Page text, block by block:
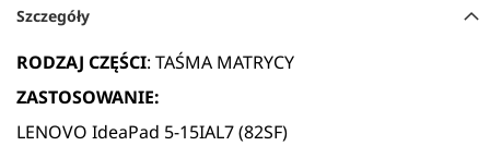
Szczegóły
RODZAJ CZĘŚCI: TAŚMA MATRYCY
ZASTOSOWANIE:
LENOVO IdeaPad 5-15IAL7 (82SF)